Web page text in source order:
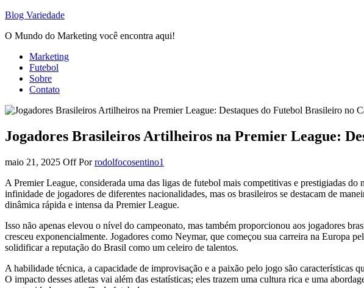
Blog Variedade
O Mundo do Marketing você encontra aqui!
Marketing
Futebol
Sobre
Contato
Jogadores Brasileiros Artilheiros na Premier League:
maio 21, 2025 OffPor rodolfocosentino1
A Premier League, considerada uma das ligas de futebol mais competitivas e prestigiadas
infinidade de jogadores de diferentes nacionalidades, mas os brasileiros se destacam de
dinâmica rápida e intensa da Premier League.
Isso não apenas elevou o nível do campeonato, mas também proporcionou aos jogadores
cresceu exponencialmente. Jogadores como Neymar, que começou sua carreira na Europa
solidificar a reputação do Brasil como um celeiro de talentos.
A habilidade técnica, a capacidade de improvisação e a paixão pelo jogo são características
O impacto desses atletas vai além das estatísticas; eles trazem uma cultura rica e uma